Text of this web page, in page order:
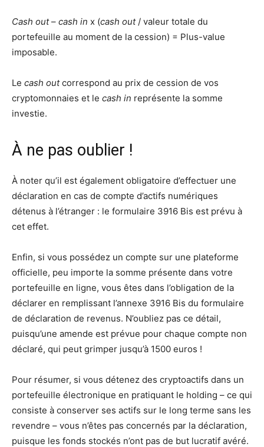
Cash out– cash in x (cash out/ valeur totale du
portefeuille au moment de la cession) = Plus-value
imposable.
Le cash outcorrespond au prix de cession de vos
cryptomonnaies et le cash in représente la somme
investie.
À ne pas oublier !
À noter qu’il est également obligatoire d’effectuer une
déclaration en cas de compte d’actifs numériques
détenus à l’étranger : le formulaire 3916 Bis est prévu à
cet effet.
Enfin, si vous possédez un compte sur une plateforme
officielle, peu importe la somme présente dans votre
portefeuille en ligne, vous êtes dans l’obligation de la
déclarer en remplissant l’annexe 3916 Bis du formulaire
de déclaration de revenus. N’oubliez pas ce détail,
puisqu’une amende est prévue pour chaque compte non
déclaré, qui peut grimper jusqu’à 1500 euros !
Pour résumer, si vous détenez des cryptoactifs dans un
portefeuille électronique en pratiquant le holding – ce qui
consiste à conserver ses actifs sur le long terme sans les
revendre – vous n’êtes pas concernés par la déclaration,
puisque les fonds stockés n’ont pas de but lucratif avéré.